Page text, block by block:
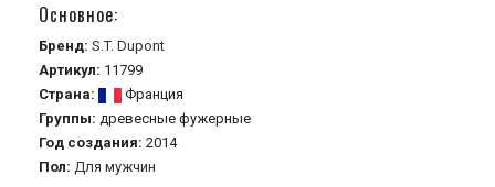
Основное:
Бренд: S.T. Dupont
Артикул: 11799
Страна:
Франция
Группы: древесные фужерные
Год создания: 2014
Пол: Для мужчин